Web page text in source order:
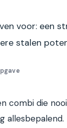
voor: een
stalen
combi die